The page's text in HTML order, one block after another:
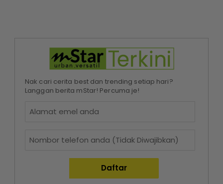
Nak cari cerita best dan trending setiap hari?
Langgan berita mStar! Percuma je!